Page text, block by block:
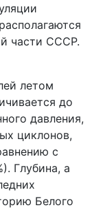
части СССР.
летом
до
давления,
циклонов,
с
Глубина, а
Белого